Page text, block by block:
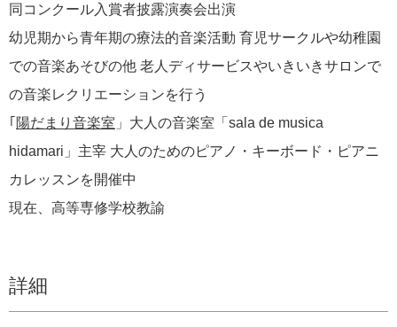
同コンクール入賞者披露演奏会出演
幼児期から青年期の療法的音楽活動 育児サークルや幼稚園
での音楽あそびの他 老人ディサービスやいきいきサロンで
の音楽レクリエーションを行う
｢ 陽だまり音楽室 」大人の音楽室「sala de musica
hidamari」主宰 大人のためのピアノ・キーボード・ピアニ
カレッスンを開催中
現在、高等専修学校教諭
詳細